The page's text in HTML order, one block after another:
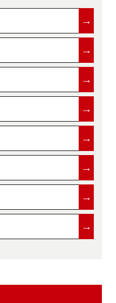
→
→
→
→
→
→
→
→